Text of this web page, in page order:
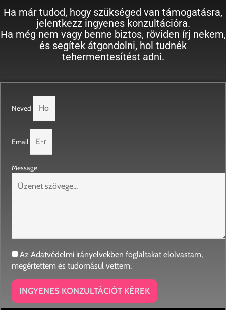
Ha már tudod, hogy szükséged van támogatásra,
jelentkezz ingyenes konzultációra.
Ha még nem vagy benne biztos, röviden írj nekem,
és segítek átgondolni, hol tudnék
tehermentesítést adni.
Neved
Email
Message
AzAdatvédelmi irányelvekben foglaltakat elolvastam,
megértettem és tudomásul vettem.
INGYENES KONZULTÁCIÓT KÉREK